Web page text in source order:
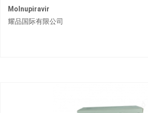
Molnupiravir
耀品国际有限公司